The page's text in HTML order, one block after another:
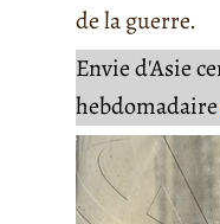
de la guerre.
Envie d'Asie
hebdomadaire